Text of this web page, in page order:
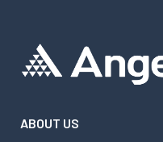
ABOUT US